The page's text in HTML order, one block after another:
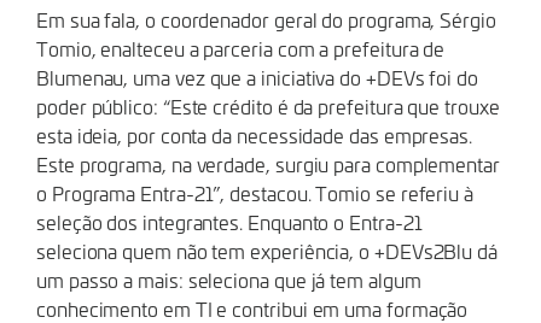
Em sua fala, o coordenador geral do programa, Sérgio
Tomio, enalteceu a parceria com a prefeitura de
Blumenau, uma vez que a iniciativa do +DEVs foi do
poder público: “Este crédito é da prefeitura que trouxe
esta ideia, por conta da necessidade das empresas.
Este programa, na verdade, surgiu para complementar
o Programa Entra-21”, destacou. Tomio se referiu à
seleção dos integrantes. Enquanto o Entra-21
seleciona quem não tem experiência, o +DEVs2Blu dá
um passo a mais: seleciona que já tem algum
conhecimento em TI e contribui em uma formação